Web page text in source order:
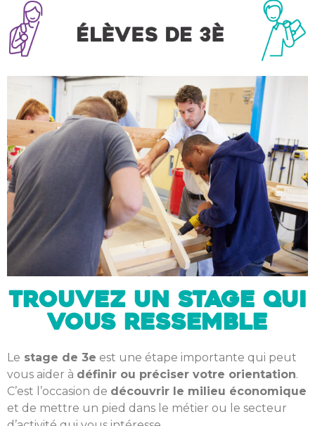
trouvez un stage qui
vous ressemble
Le stage de 3e est une étape importante qui peut
vous aider à définir ou préciser votre orientation.
C’est l’occasion de découvrir le milieu économique
et de mettre un pied dans le métier ou le secteur